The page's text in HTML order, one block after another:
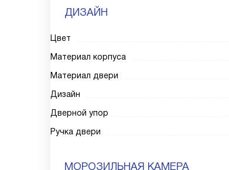
ДИЗАЙН
Цвет
Материал корпуса
Материал двери
Дизайн
Дверной упор
Ручка двери
МОРОЗИЛЬНАЯ КАМЕРА